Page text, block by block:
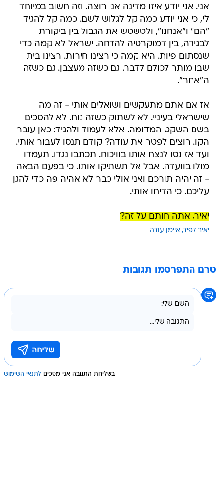
אני. אני יודע איזו מדינה אני רוצה. וזה חשוב במיוחד
לי, כי אני יודע כמה קל לגלוש לשם. כמה קל להגיד
"הם" ו"אנחנו", ולטשטש את הגבול בין ביקורת
לבגידה, בין דמוקרטיה להדחה. ישראל לא קמה כדי
שנסתום פיות. היא קמה כי רצינו חירות. רצינו בית
שבו מותר לכולם לדבר. גם כשזה מעצבן. גם כשזה
ה"אחר".
אז אם אתם מתעקשים ושואלים אותי - זה מה
שישראלי בעיניי. לא לשתוק כשזה נוח. לא להסכים
בשם השקט המדומה. אלא לעמוד ולהגיד: כאן עובר
הקו. רוצים לפטר את עודה? קודם תנסו לעבור אותי.
ועד אז נסו לנצח אותו בוויכוח. תכתבו נגדו. תעמדו
מולו בוועדה. אבל אל תשתיקו אותו. כי בפעם הבאה
- זה יהיה תורכם ואני אולי כבר לא אהיה פה כדי להגן
עליכם. כי הדיחו אותי.
יאיר, אתה חותם על זה?
יאיר לפיד איימן עודה
טרם התפרסמו תגובות
בשליחת התגובה אני מסכים לתנאי השימוש